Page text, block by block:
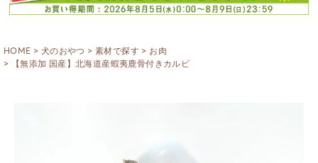
HOME 犬のおやつ 素材で探す
お肉
【無添加 国産】北海道産蝦夷鹿骨付きカルビ